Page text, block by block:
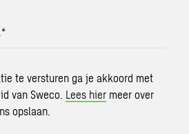
*
te versturen ga je akkoord met
van Sweco. Lees hier meer over
opslaan.